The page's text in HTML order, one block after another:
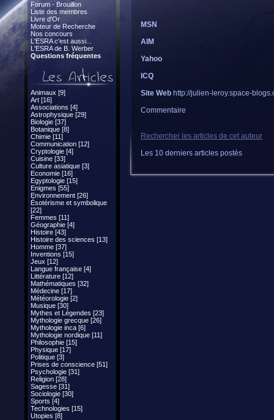
Forum - Brouillon
Liste des membres
Livre d'Or
Moteur de Recherche
Nos concours
L'ESRA c'est aussi...
L'ESRA de B. Werber
Questions fréquentes
Animaux [9]
Art [16]
Associations [4]
Astrophysique [29]
Biologie [37]
Botanique [8]
Chimie [11]
Communication [12]
Cryptologie [4]
Cuisine [33]
Culture asiatique [3]
Economie [16]
Egyptologie [15]
Enigmes [55]
Environnement [26]
Ésotérisme et symbolique
[22]
Femmes [11]
Géographie [4]
Histoire [43]
Histoire des sciences [13]
Homme [37]
Inventions [15]
Jeux [12]
Langue française [4]
Littérature [12]
Mathématiques [32]
Médecine [17]
Météorologie [2]
Musique [30]
Mythes et Légendes [23]
Mythologie grecque [26]
Mythologie inca [6]
Mythologie nordique [11]
Philosophie [15]
Physique [17]
Politique [3]
Prises de conscience [51]
Psychologie [31]
Religion [28]
Sagesse [31]
Sociologie [30]
Sports [4]
Technologies [15]
Utopies [8]
MSN
AIM
Yahoo
ICQ
Site Web http://julien-leroy.space-
Commentaire
Rechercher les articles de cet auteur
Les 10 derniers articles postés